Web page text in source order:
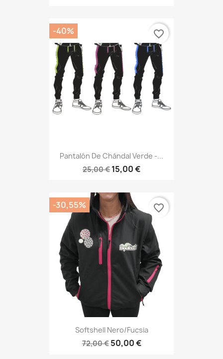
Pantalón De Chándal Verde -...
25,00 € 15,00 €
-40% favorite_border
Softshell Nero/fucsia
72,00 € 50,00 €
-30,55% favorite_border